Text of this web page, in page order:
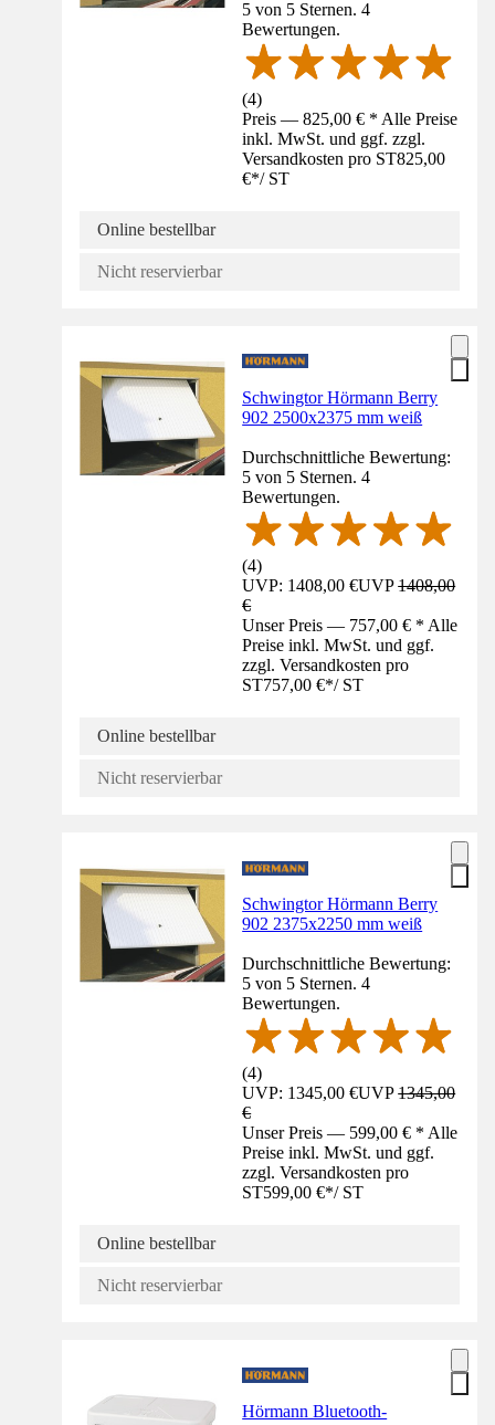
5 von 5 Sternen. 4
Bewertungen.
(4)
Preis — 825,00 € * Alle Preise
inkl. MwSt. und ggf. zzgl.
Versandkosten pro ST825,00
€*/ ST
Online bestellbar
Nicht reservierbar
Schwingtor Hörmann Berry
902 2500x2375 mm weiß
Durchschnittliche Bewertung:
5 von 5 Sternen. 4
Bewertungen.
(4)
UVP: 1408,00 €UVP1408,00
€
Unser Preis — 757,00 € * Alle
Preise inkl. MwSt. und ggf.
zzgl. Versandkosten pro
ST757,00 €*/ ST
Online bestellbar
Nicht reservierbar
Schwingtor Hörmann Berry
902 2375x2250 mm weiß
Durchschnittliche Bewertung:
5 von 5 Sternen. 4
Bewertungen.
(4)
UVP: 1345,00 €UVP1345,00
€
Unser Preis — 599,00 € * Alle
Preise inkl. MwSt. und ggf.
zzgl. Versandkosten pro
ST599,00 €*/ ST
Online bestellbar
Nicht reservierbar
Hörmann Bluetooth-